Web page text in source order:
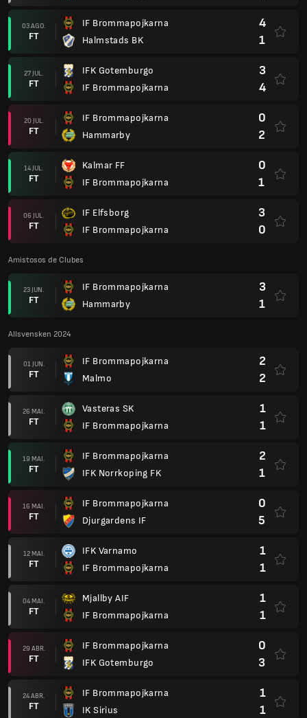
03 AGO.
FT
IF Brommapojkarna
Halmstads BK
4
1
27 JUL.
FT
IFK Gotemburgo
IF Brommapojkarna
3
4
20 JUL.
FT
IF Brommapojkarna
Hammarby
0
2
14 JUL.
FT
Kalmar FF
IF Brommapojkarna
0
1
06 JUL.
FT
IF Elfsborg
IF Brommapojkarna
3
0
Amistosos de Clubes
23 JUN.
FT
IF Brommapojkarna
Hammarby
3
1
Allsvensken 2024
01 JUN.
FT
IF Brommapojkarna
Malmo
2
2
26 MAI.
FT
Vasteras SK
IF Brommapojkarna
1
1
19 MAI.
FT
IF Brommapojkarna
IFK Norrkoping FK
2
1
16 MAI.
FT
IF Brommapojkarna
Djurgardens IF
0
5
12 MAI.
FT
IFK Varnamo
IF Brommapojkarna
1
1
04 MAI.
FT
Mjallby AIF
IF Brommapojkarna
1
1
29 ABR.
FT
IF Brommapojkarna
IFK Gotemburgo
0
3
24 ABR.
FT
IF Brommapojkarna
IK Sirius
1
1